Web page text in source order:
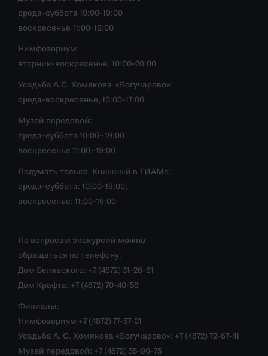
среда-суббота 10:00-19:00
воскресенье 11:00-19:00
Нимфозориум:
вторник-воскресенье, 10:00-20:00
Усадьба А.С. Хомякова «Богучарово»:
среда-воскресенье, 10:00-17:00
Музей передовой:
среда-суббота 10:00–19:00
воскресенье 11:00–19:00
Подумать только. Книжный в ТИАМе:
среда-суббота: 10:00-19:00;
воскресенье: 11:00-19:00
По вопросам экскурсий можно
обращаться по телефону:
Дом Белявского: +7 (4872) 31-26-61
Дом Крафта: +7 (4872) 70-40-58
Филиалы:
Нимфозориум +7 (4872) 77-37-01
Усадьба А. С. Хомякова «Богучарово»: +7 (4872) 72-67-41
Музей передовой: +7 (4872) 35-90-75